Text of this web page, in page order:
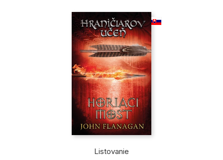
Beletria pre deti
Beletria pre dospelých
Darčekové publikácie
Doplnkový sortiment
Kalendáre, diáre
Listovanie